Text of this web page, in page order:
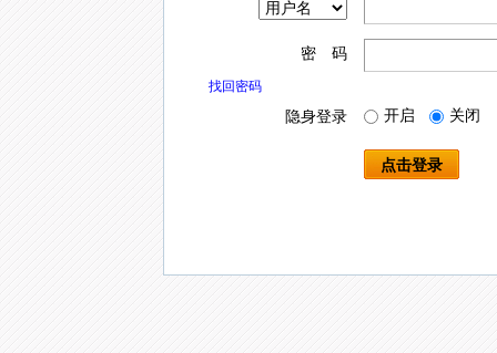
密 码
找回密码
隐身登录 开启 关闭
点击登录